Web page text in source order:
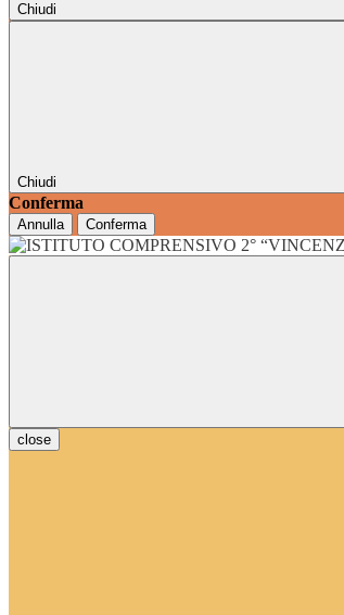
Chiudi
Chiudi
Conferma
Annulla Conferma
close